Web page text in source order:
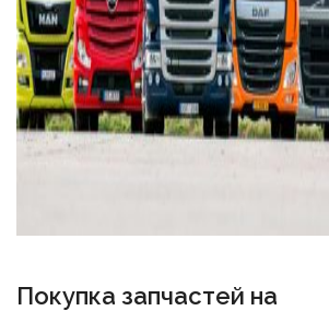
Покупка запчастей на